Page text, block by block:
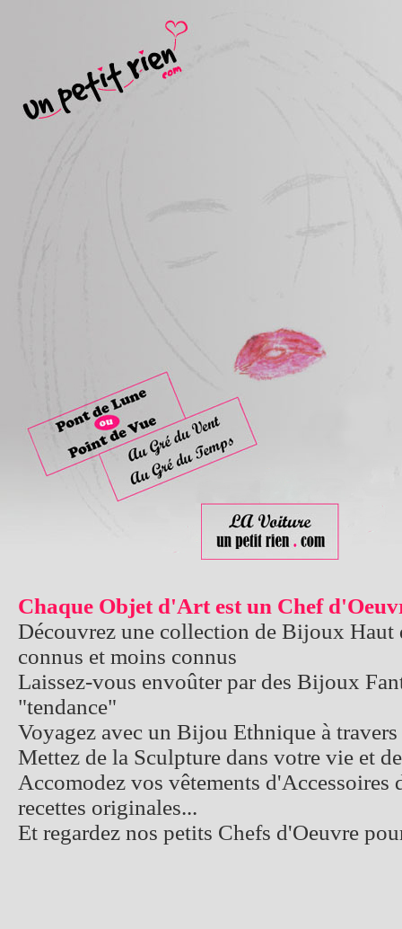
Chaque Objet d'Art est un Chef
Découvrez une collection de Bijoux Haut
connus et moins connus
Laissez-vous envoûter par des Bijoux
"tendance"
Voyagez avec un Bijou Ethnique à
Mettez de la Sculpture dans votre vie et
Accomodez vos vêtements d'Accessoires
recettes originales...
Et regardez nos petits Chefs d'Oeuvre